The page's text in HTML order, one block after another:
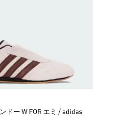
ドー W FOR エミ / adidas